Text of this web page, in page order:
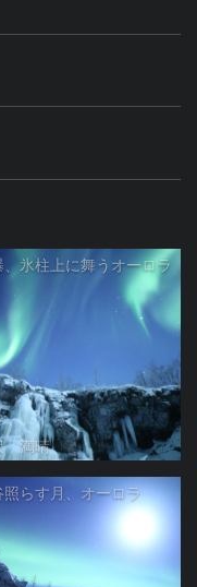
、氷柱上に舞うオーロラ
満晴
照らす月、オーロラ